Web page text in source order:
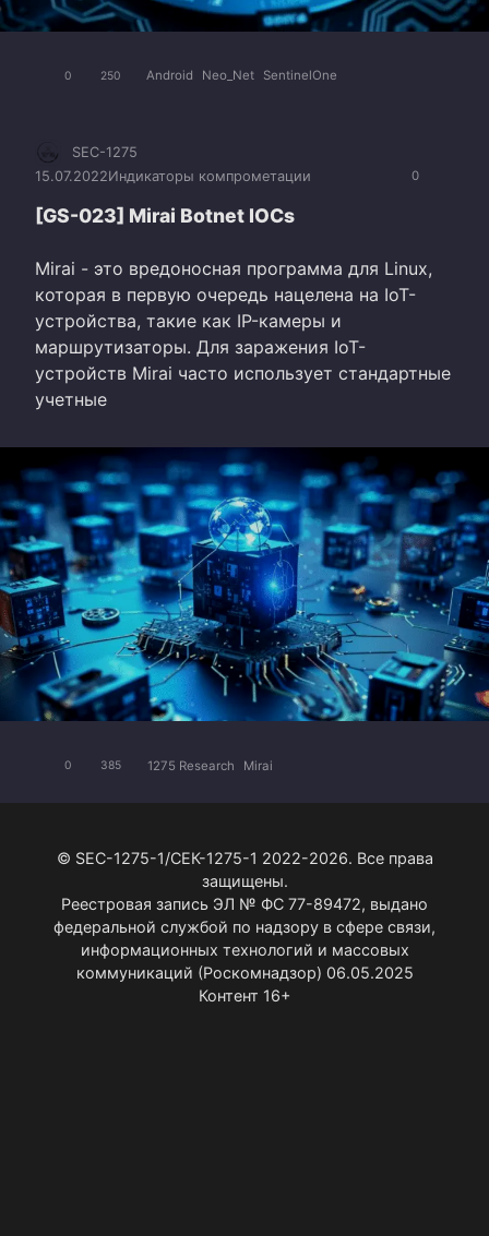
0 250 Android Neo_Net SentinelOne
0
SEC-1275
15.07.2022Индикаторы компрометации
[GS-023] Mirai Botnet IOCs
Mirai - это вредоносная программа для Linux,
которая в первую очередь нацелена на IoT-
устройства, такие как IP-камеры и
маршрутизаторы. Для заражения IoT-
устройств Mirai часто использует стандартные
учетные
0 385 1275 Research Mirai
© SEC-1275-1/СЕК-1275-1 2022-2026. Все права
защищены.
Реестровая запись ЭЛ № ФС 77-89472, выдано
федеральной службой по надзору в сфере связи,
информационных технологий и массовых
коммуникаций (Роскомнадзор) 06.05.2025
Контент 16+